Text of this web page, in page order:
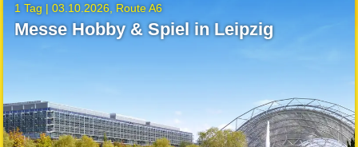
1 Tag |03.10.2026 Route A6
Messe Hobby & Spiel in Leipzig